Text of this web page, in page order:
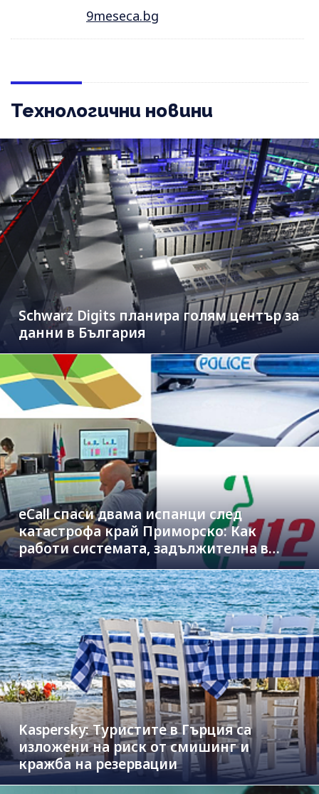
9meseca.bg
Технологични новини
Schwarz Digits планира голям център за
данни в България
eCall спаси двама испанци след
катастрофа край Приморско: Как
работи системата, задължителна в
новите коли
Kaspersky: Туристите в Гърция са
изложени на риск от смишинг и
кражба на резервации